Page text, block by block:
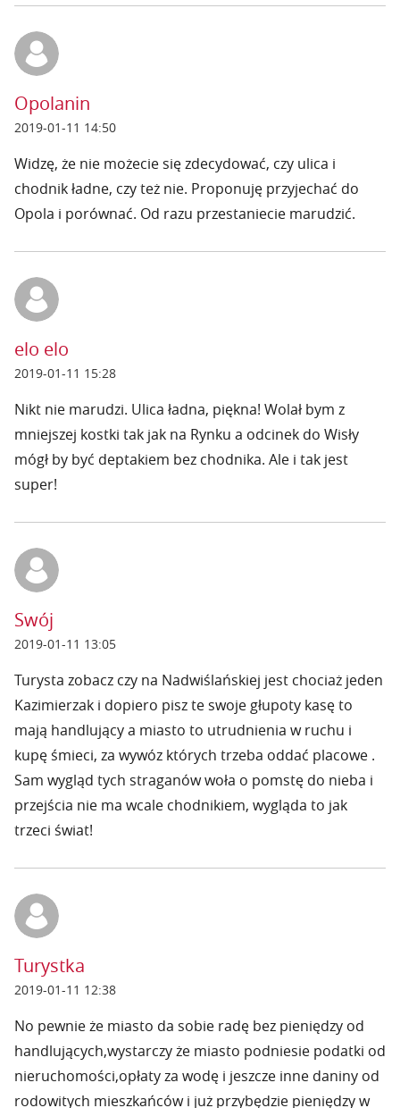
Opolanin
2019-01-11 14:50
Widzę, że nie możecie się zdecydować, czy ulica i
chodnik ładne, czy też nie. Proponuję przyjechać do
Opola i porównać. Od razu przestaniecie marudzić.
elo elo
2019-01-11 15:28
Nikt nie marudzi. Ulica ładna, piękna! Wolał bym z
mniejszej kostki tak jak na Rynku a odcinek do Wisły
mógł by być deptakiem bez chodnika. Ale i tak jest
super!
Swój
2019-01-11 13:05
Turysta zobacz czy na Nadwiślańskiej jest chociaż jeden
Kazimierzak i dopiero pisz te swoje głupoty kasę to
mają handlujący a miasto to utrudnienia w ruchu i
kupę śmieci, za wywóz których trzeba oddać placowe .
Sam wygląd tych straganów woła o pomstę do nieba i
przejścia nie ma wcale chodnikiem, wygląda to jak
trzeci świat!
Turystka
2019-01-11 12:38
No pewnie że miasto da sobie radę bez pieniędzy od
handlujących,wystarczy że miasto podniesie podatki od
nieruchomości,opłaty za wodę i jeszcze inne daniny od
rodowitych mieszkańców i już przybędzie pieniędzy w